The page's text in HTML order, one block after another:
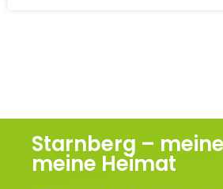
Starnberg –
meine Heimat